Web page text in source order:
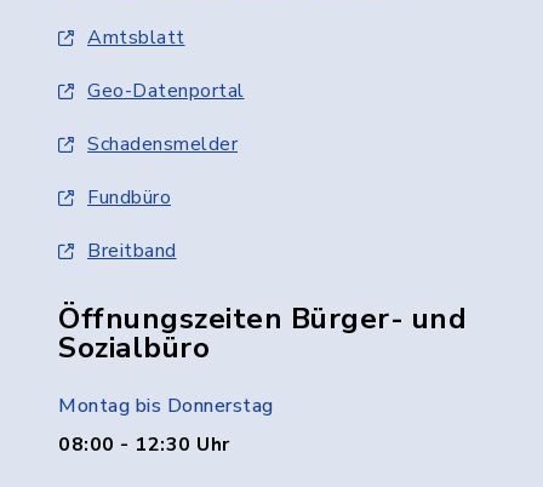
Amtsblatt
Geo-Datenportal
Schadensmelder
Fundbüro
Breitband
Öffnungszeiten Bürger- und
Sozialbüro
Montag bis Donnerstag
08:00 - 12:30 Uhr